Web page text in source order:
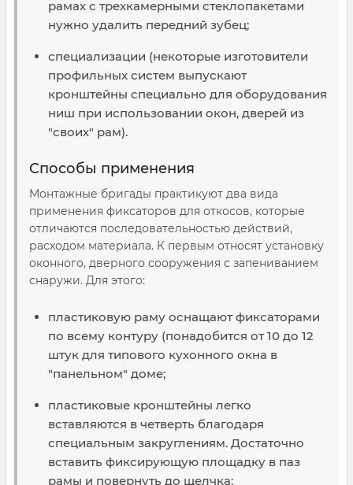
рамах с трехкамерными стеклопакетами
нужно удалить передний зубец;
специализации (некоторые изготовители
профильных систем выпускают
кронштейны специально для оборудования
ниш при использовании окон, дверей из
"своих" рам).
Способы применения
Монтажные бригады практикуют два вида
применения фиксаторов для откосов, которые
отличаются последовательностью действий,
расходом материала. К первым относят установку
оконного, дверного сооружения с запениванием
снаружи. Для этого:
пластиковую раму оснащают фиксаторами
по всему контуру (понадобится от 10 до 12
штук для типового кухонного окна в
"панельном" доме;
пластиковые кронштейны легко
вставляются в четверть благодаря
специальным закруглениям. Достаточно
вставить фиксирующую площадку в паз
рамы и повернуть до щелчка;